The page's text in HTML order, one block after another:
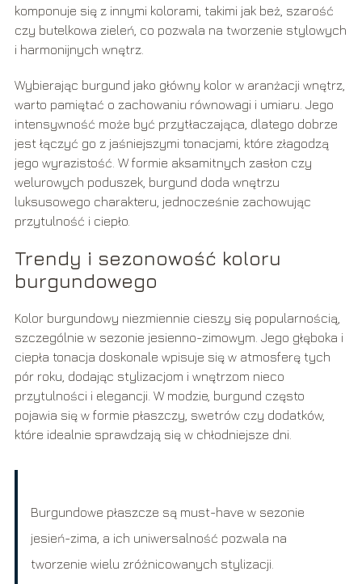
komponuje się z innymi kolorami, takimi jak beż, szarość
czy butelkowa zieleń, co pozwala na tworzenie stylowych
i harmonijnych wnętrz.
Wybierając burgund jako główny kolor w aranżacji wnętrz,
warto pamiętać o zachowaniu równowagi i umiaru. Jego
intensywność może być przytłaczająca, dlatego dobrze
jest łączyć go z jaśniejszymi tonacjami, które złagodzą
jego wyrazistość. W formie aksamitnych zasłon czy
welurowych poduszek, burgund doda wnętrzu
luksusowego charakteru, jednocześnie zachowując
przytulność i ciepło.
Trendy i sezonowość koloru
burgundowego
Kolor burgundowy niezmiennie cieszy się popularnością,
szczególnie w sezonie jesienno-zimowym. Jego głęboka i
ciepła tonacja doskonale wpisuje się w atmosferę tych
pór roku, dodając stylizacjom i wnętrzom nieco
przytulności i elegancji. W modzie, burgund często
pojawia się w formie płaszczy, swetrów czy dodatków,
które idealnie sprawdzają się w chłodniejsze dni.
Burgundowe płaszcze są must-have w sezonie
jesień-zima, a ich uniwersalność pozwala na
tworzenie wielu zróżnicowanych stylizacji.